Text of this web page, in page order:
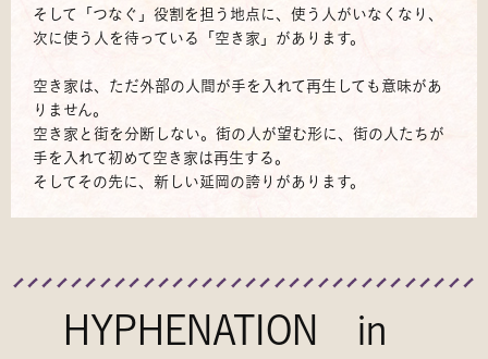
そして「つなぐ」役割を担う地点に、使う人がいなくなり、
次に使う人を待っている「空き家」があります。
空き家は、ただ外部の人間が手を入れて再生しても意味があ
りません。
空き家と街を分断しない。街の人が望む形に、街の人たちが
手を入れて初めて空き家は再生する。
そしてその先に、新しい延岡の誇りがあります。
HYPHENATION in